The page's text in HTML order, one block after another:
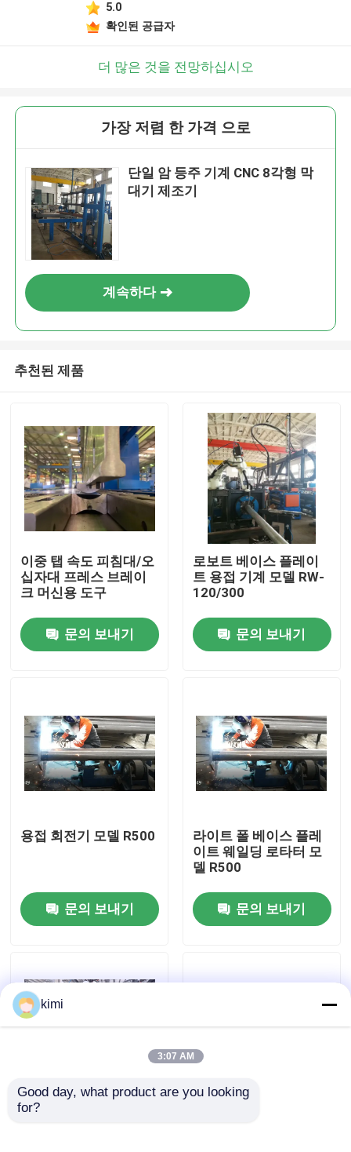
제품
회사 소개
공장 견학
품질 관리
뉴스
견적 요청
5.0
확인된 공급자
더 많은 것을 전망하십시오
가장 저렴 한 가격 으로
단일 암 등주 기계 CNC 8각형 막
대기 제조기
계속하다
추천된 제품
이중 탭 속도 피침대/오
십자대 프레스 브레이
크 머신용 도구
문의 보내기
로보트 베이스 플레이
트 용접 기계 모델 RW-
120/300
문의 보내기
용접 회전기 모델 R500
문의 보내기
라이트 폴 베이스 플레
이트 웨일딩 로타터 모
델 R500
문의 보내기
로보트 기본 판 용접 기
kimi
3:07 AM
Good day, what product are you looking
for?